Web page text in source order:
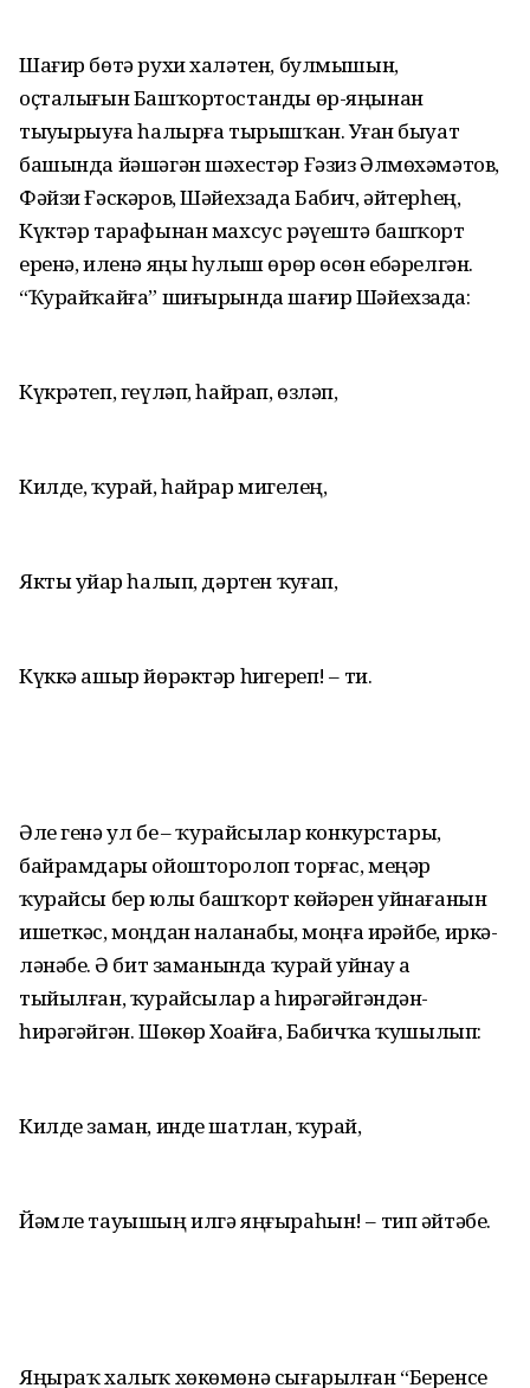
Шағир бөтә рухи халәтен, булмышын,
оҫталығын Башҡортостанды өр-яңынан
тыуҙырыуға һалырға тырышҡан. Уҙған быуат
башында йәшәгән шәхестәр Ғәзиз Әлмөхәмәтов,
Фәйзи Ғәскәров, Шә­йехзада Бабич, әйтерһең,
Күктәр тарафынан махсус рәүештә башҡорт
еренә, иленә яңы һулыш өрөр өсөн ебәрелгән.
“Ҡурайҡайға” шиғырында шағир Шә­йехзада:
Күкрәтеп, геүләп, һайрап, өзләп,
Килде, ҡурай, һайрар миҙгелең,
Якты уйҙар һалып, дәртен ҡуҙғап,
Күккә ашыр йөрәктәр һиҙгереп! – ти.
Әле генә ул беҙ – ҡурайсылар конкурстары,
байрамдары ойошторолоп торғас, меңәр
ҡурайсы бер юлы башҡорт көйҙәрен уйнағанын
ишеткәс, моңдан наҙланабыҙ, моңға иҙрәйбеҙ, иркә­
ләнәбеҙ. Ә бит заманында ҡурай уйнау ҙа
тыйылған, ҡурайсылар ҙа һирә­гәйгәндән-
һирәгәйгән. Шөкөр Хоҙайға, Бабичҡа ҡушылып:
Килде заман, инде шатлан, ҡурай,
Йәмле тауышың илгә яңғыраһын! – тип әйтәбеҙ.
Яңыраҡ халыҡ хөкөмөнә сығарылған “Беренсе